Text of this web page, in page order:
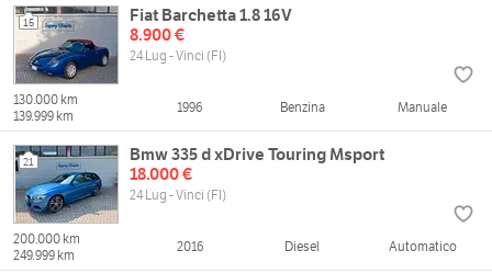
15
Fiat Barchetta 1.8 16V
8.900 €
24 Lug - Vinci (FI)
130.000 km
139.999 km
1996 Benzina Manuale
21
Bmw 335 d xDrive Touring Msport
18.000 €
24 Lug - Vinci (FI)
200.000 km
249.999 km
2016 Diesel Automatico